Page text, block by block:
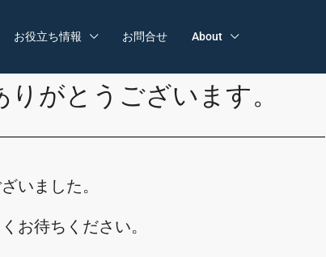
お役立ち情報 お問合せ About
がとうございます。
いました。
お待ちください。